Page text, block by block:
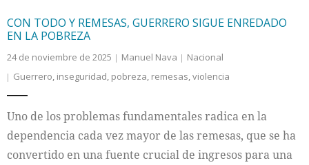
CON TODO Y REMESAS, GUERRERO SIGUE ENREDADO
EN LA POBREZA
24 de noviembre de 2025 Manuel Nava
Nacional
Guerrero, inseguridad, pobreza, remesas,violencia
Uno de los problemas fundamentales radica en la
dependencia cada vez mayor de las remesas, que se ha
convertido en una fuente crucial de ingresos para una